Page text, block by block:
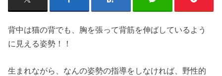
背中は猫の背でも、胸を張って背筋を伸ばしているよう
に見える姿勢！！
生まれながら、なんの姿勢の指導をしなければ、野性的